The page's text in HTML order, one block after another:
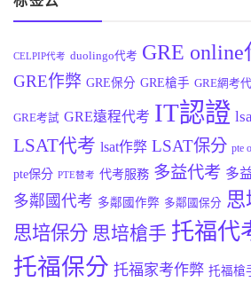
CELPIP代考 duolingo代考 GRE online
GRE作弊 GRE保分 GRE槍手 GRE網考
GRE考試 GRE遠程代考 IT認證
LSAT代考 lsat作弊 LSAT保分 pte
pte保分 PTE替考 代考服務 多益代考 多
多鄰國代考 多鄰國作弊 多鄰國保分 思
思培保分 思培槍手 托福代
托福保分 托福家考作弊 托福槍